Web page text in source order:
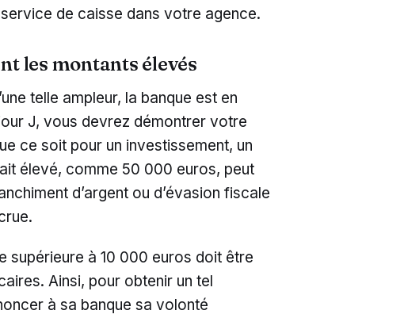
de caisse dans votre agence.
les montants élevés
telle ampleur, la banque est en
J, vous devrez démontrer votre
ce soit pour un investissement, un
élevé, comme 50 000 euros, peut
d’argent ou d’évasion fiscale
supérieure à 10 000 euros doit être
Ainsi, pour obtenir un tel
à sa banque sa volonté